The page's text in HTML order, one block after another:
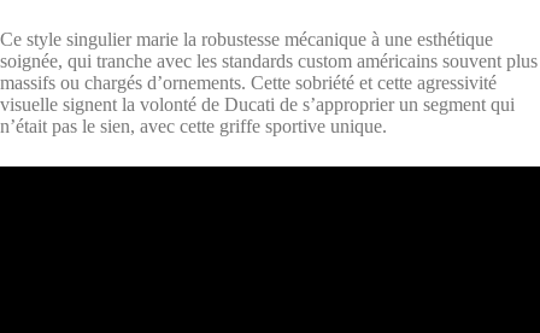
Ce style singulier marie la robustesse mécanique à une esthétique
soignée, qui tranche avec les standards custom américains souvent plus
massifs ou chargés d’ornements. Cette sobriété et cette agressivité
visuelle signent la volonté de Ducati de s’approprier un segment qui
n’était pas le sien, avec cette griffe sportive unique.